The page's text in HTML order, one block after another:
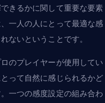
きるかに関して重要な要素
一人の人にとって最適な感
ないということです。
のプレイヤーが使用してい
って自然に感じられるかど
一つの感度設定の組み合わ